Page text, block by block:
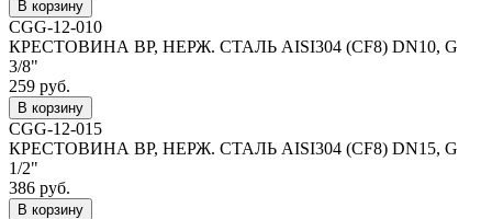
CGG-12-010
КРЕСТОВИНА ВР, НЕРЖ. СТАЛЬ AISI304 (CF8) DN10, G
3/8"
259 руб.
CGG-12-015
КРЕСТОВИНА ВР, НЕРЖ. СТАЛЬ AISI304 (CF8) DN15, G
1/2"
386 руб.